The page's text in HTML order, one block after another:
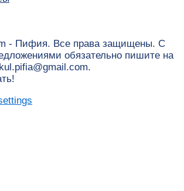
- Пифия. Все права защищены. С
обязательно пишите на